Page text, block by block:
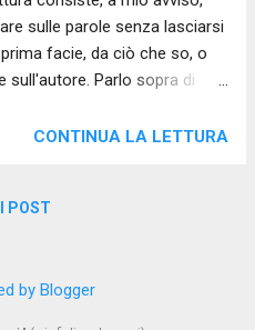
sulle parole senza lasciarsi
facie, da ciò che so, o
sull'autore. Parlo sopra di
un materiale strano, poco
il riferimento anche biblico è
Sono molteplici le
CONTINUA LA LETTURA
POST
by Blogger